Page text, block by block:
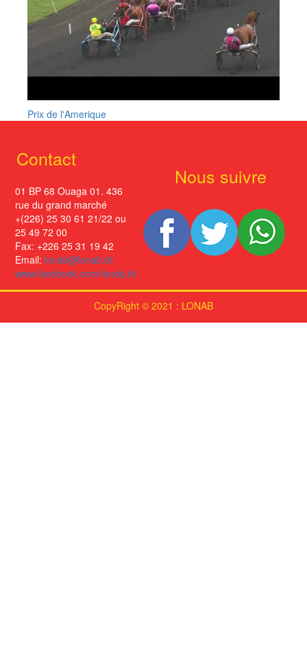
Prix de l'Amerique
Contact
01 BP 68 Ouaga 01. 436
rue du grand marché
+(226) 25 30 61 21/22 ou
25 49 72 00
Fax: +226 25 31 19 42
Email: lonab@lonab.bf
www.facebook.com/lonab.bf
Nous suivre
CopyRight © 2021 : LONAB